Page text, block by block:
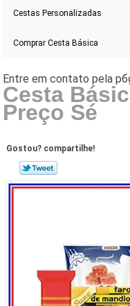
Cestas Personalizadas
Comprar Cesta Básica
Cesta
Preço Sé
Gostou? compartilhe!